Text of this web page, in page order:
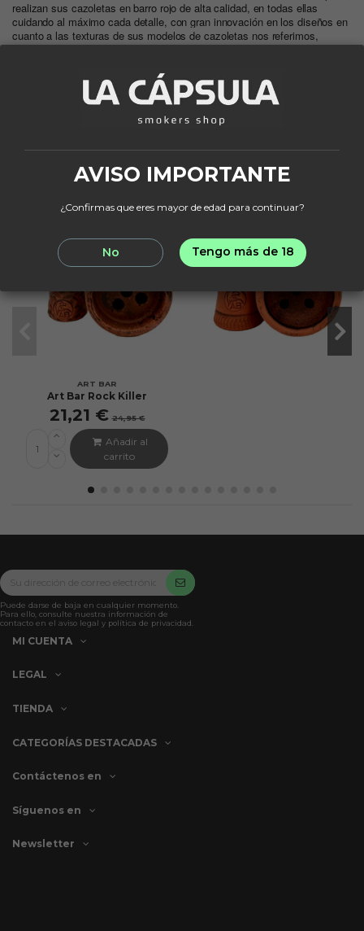
realizan sus cazoletas en barro rojo de alta calidad, en todas ellas
cuidando al máximo cada detalle, con gran innovación en los diseños en
cuanto a las texturas de sus modelos de cazoletas nos referimos,
además de proporcionarnos un rendimiento excelente.
Disponemos de una amplia variedad de diseños, todos ellos sin esmalte
para potenciar una línea de sabor en cada fumada, a excepción del
modelo Coco que está esmaltado.
ART BAR
Art Bar Rock Killer
21,21 € 24,95 €
Añadir al
carrito
¡En oferta!
Puede darse de baja en cualquier momento.
Para ello, consulte nuestra información de
contacto en el aviso legal y política de privacidad.
MI CUENTA
LEGAL
TIENDA
CATEGORÍAS DESTACADAS
Contáctenos en
AVISO IMPORTANTE
¿Confirmas que eres mayor de edad para continuar?
No Tengo más de 18
Síguenos en
Newsletter